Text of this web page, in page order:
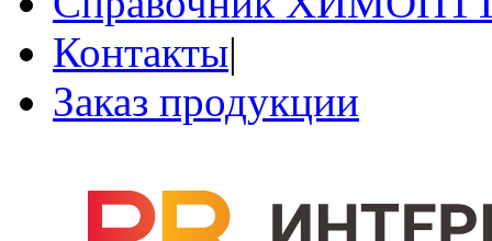
Контакты|
Заказ продукции